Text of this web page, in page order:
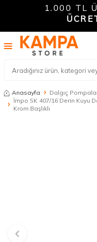
1.000 TL
Anasayfa Dalgıç
İmpo SK 407/16 Derin Kuyu
Krom Başlıklı